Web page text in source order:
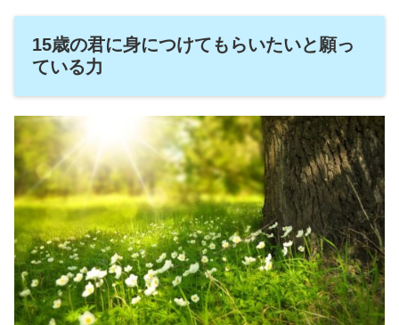
15歳の君に身につけてもらいたいと願っ
ている力